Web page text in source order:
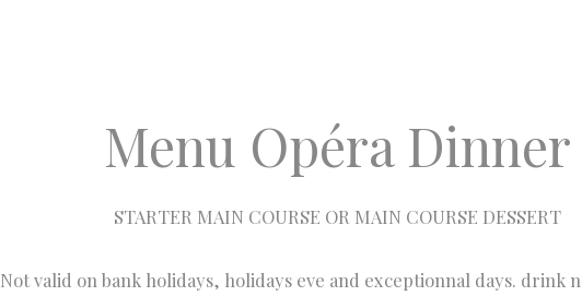
Menu Opéra Dinner
STARTER MAIN COURSE OR MAIN COURSE DESSERT
Not valid on bank holidays, holidays eve and exceptionnal days. drink